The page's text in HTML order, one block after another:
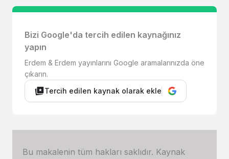
Bizi Google'da tercih edilen kaynağınız
yapın
Erdem & Erdem yayınlarını Google aramalarınızda öne
çıkarın.
Tercih edilen kaynak olarak ekle
Bu makalenin tüm hakları saklıdır. Kaynak